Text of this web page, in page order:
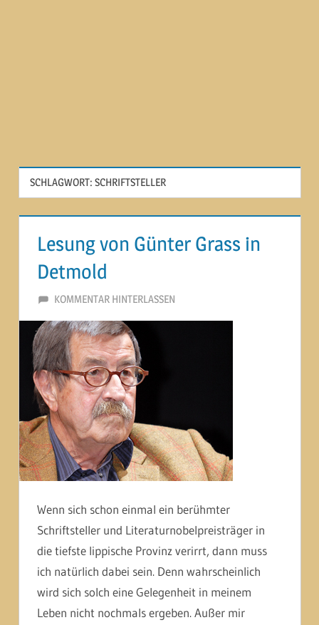
SCHLAGWORT: SCHRIFTSTELLER
Lesung von Günter Grass in
Detmold
16. FEBRUAR 2015
MARTINA BERG
KOMMENTAR HINTERLASSEN
Wenn sich schon einmal ein berühmter
Schriftsteller und Literaturnobelpreisträger in
die tiefste lippische Provinz verirrt, dann muss
ich natürlich dabei sein. Denn wahrscheinlich
wird sich solch eine Gelegenheit in meinem
Leben nicht nochmals ergeben. Außer mir